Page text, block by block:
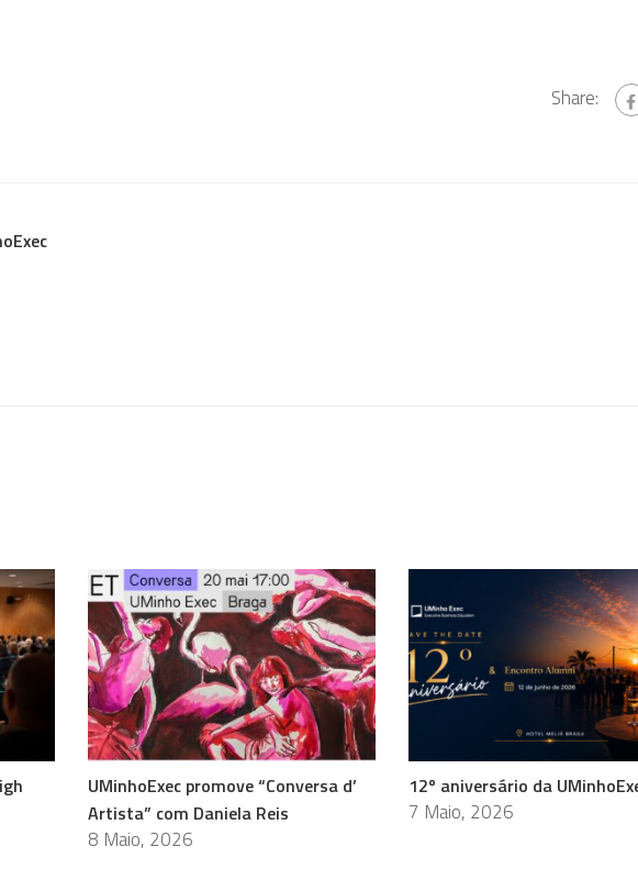
Share:
UMinhoExec promove “Conversa d’
Artista” com Daniela Reis
8 Maio, 2026
12º aniversário da
7 Maio, 2026